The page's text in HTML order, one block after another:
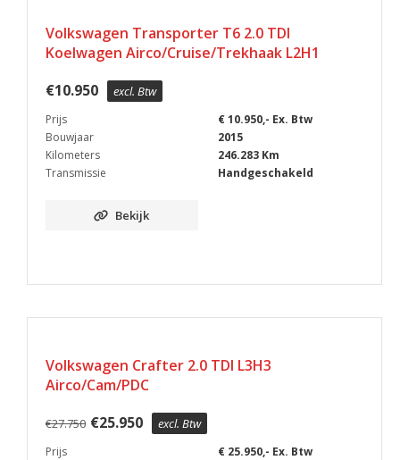
Volkswagen Transporter T6 2.0 TDI
Koelwagen Airco/Cruise/Trekhaak L2H1
€10.950 excl. Btw
Prijs
€ 10.950,- Ex. Btw
Bouwjaar
2015
Kilometers
246.283 Km
Transmissie
Handgeschakeld
Bekijk
Volkswagen Crafter 2.0 TDI L3H3
Airco/Cam/PDC
€27.750 €25.950 excl. Btw
Prijs
€ 25.950,- Ex. Btw